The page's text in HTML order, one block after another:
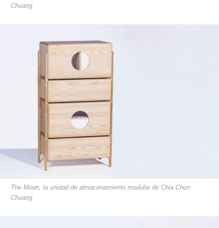
Chuang
The Moon, la unidad de almacenamiento modular de Chia Chun
Chuang